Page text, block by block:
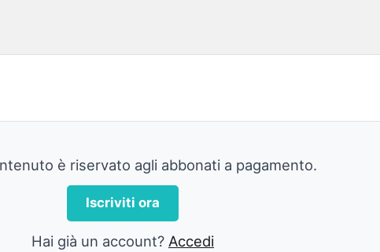
è riservato agli abbonati a pagamento.
Iscriviti ora
Hai già un account? Accedi